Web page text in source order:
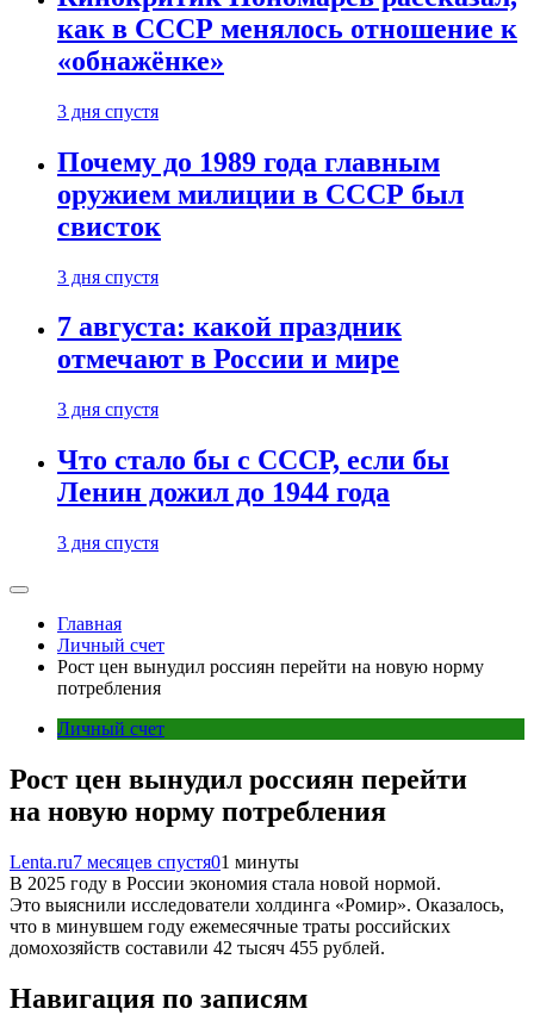
как в СССР менялось отношение к
«обнажёнке»
3 дня спустя
Почему до 1989 года главным
оружием милиции в СССР был
свисток
3 дня спустя
7 августа: какой праздник
отмечают в России и мире
3 дня спустя
Что стало бы с СССР, если бы
Ленин дожил до 1944 года
3 дня спустя
Главная
Личный счет
Рост цен вынудил россиян перейти на новую норму
потребления
Личный счет
Рост цен вынудил россиян перейти
на новую норму потребления
Lenta.ru7 месяцев спустя01 минуты
В 2025 году в России экономия стала новой нормой.
Это выяснили исследователи холдинга «Ромир». Оказалось,
что в минувшем году ежемесячные траты российских
домохозяйств составили 42 тысяч 455 рублей.
Навигация по записям